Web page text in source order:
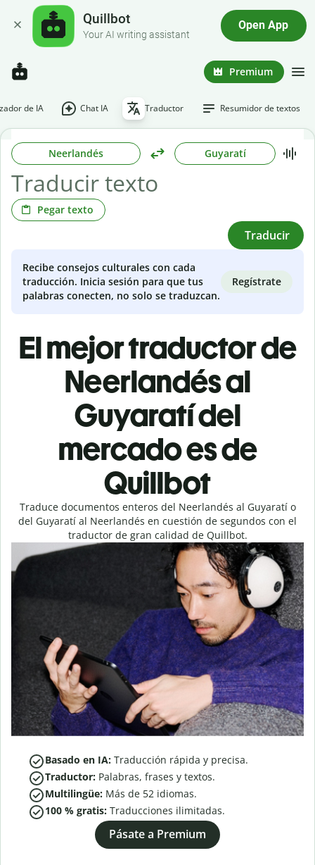
Quillbot
Your AI writing assistant
Open App
Premium
de IA Chat IA Traductor Resumidor de textos
Neerlandés Guyaratí
Pegar texto
Traducir
Recibe consejos culturales con cada
traducción. Inicia sesión para que tus
palabras conecten, no solo se traduzcan.
Regístrate
El mejor traductor de
Neerlandés al
Guyaratí del
mercado es de
Quillbot
Traduce documentos enteros del Neerlandés al Guyaratí o
del Guyaratí al Neerlandés en cuestión de segundos con el
traductor de gran calidad de Quillbot.
Basado en IA: Traducción rápida y precisa.
Traductor: Palabras, frases y textos.
Multilingüe: Más de 52 idiomas.
100 % gratis: Traducciones ilimitadas.
Pásate a Premium